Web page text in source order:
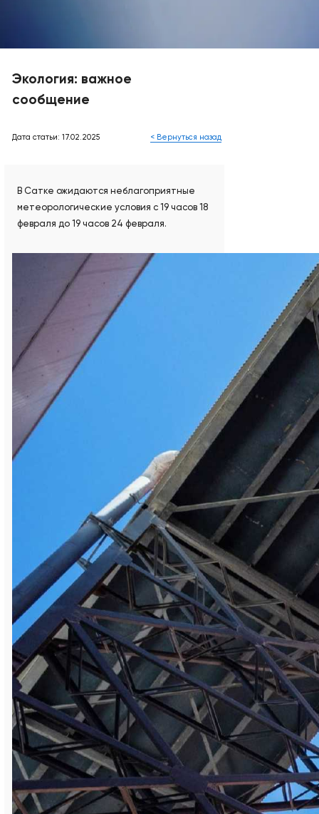
В Сатке ожидаются неблагоприятные
метеорологические условия с 19 часов 18
февраля до 19 часов 24 февраля.
Дата статьи: 17.02.2025
По информации Челябинского ЦГМС, в
Сатке ожидаются неблагоприятные
метеоусловия (НМУ) 1-й степени, при
которых в приземном слое накапливаются
загрязняющие вещества. В указанный
период прогнозируется ветер
неблагоприятного направления, ночью
инверсия температур. Группа Магнезит
предпринимает ряд дополнительных мер,
направленных на снижение негативного
влияния на атмосферу.
Напомним, что при НМУ 1-й степени также
рекомендуется владельцам
автотранспортных средств по
возможности отказаться от поездок на
личных машинах; жителям советуют
сократить время пребывания на улице,
особенно вблизи автотрасс или других
источников загрязнения.
Фото из архива редакции
Экология: важное
сообщение
< Вернуться назад